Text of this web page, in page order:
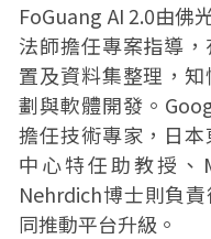
FoGuang AI 2.0由佛
法師擔任專案指導
置及資料集整理，
劃與軟體開發。
擔任技術專家，日
中心特任助教授、
Nehrdich博士則負
同推動平台升級。